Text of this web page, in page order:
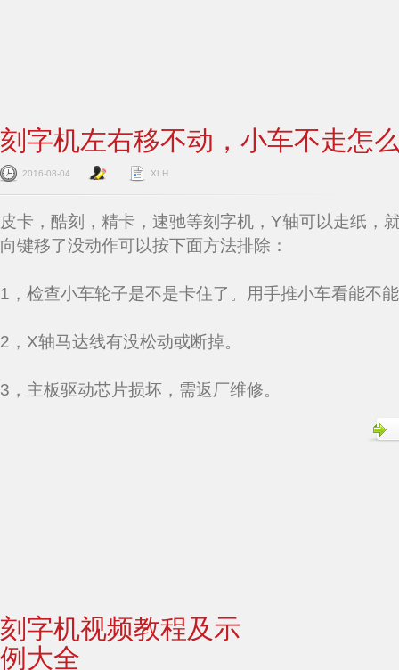
刻字机左右移不动，小车不走怎
2016-08-04 XLH
皮卡，酷刻，精卡，速驰等刻字机，Y轴可以走纸，
向键移了没动作可以按下面方法排除：
1，检查小车轮子是不是卡住了。用手推小车看能不
2，X轴马达线有没松动或断掉。
3，主板驱动芯片损坏，需返厂维修。
刻字机视频教程及示
例大全